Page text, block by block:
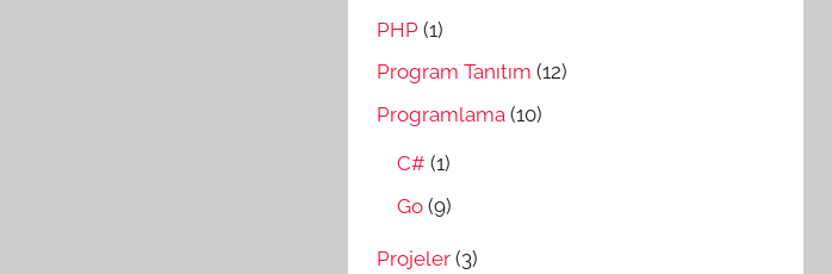
PHP (1)
Program Tanıtım (12)
Programlama (10)
C# (1)
Go (9)
Projeler (3)